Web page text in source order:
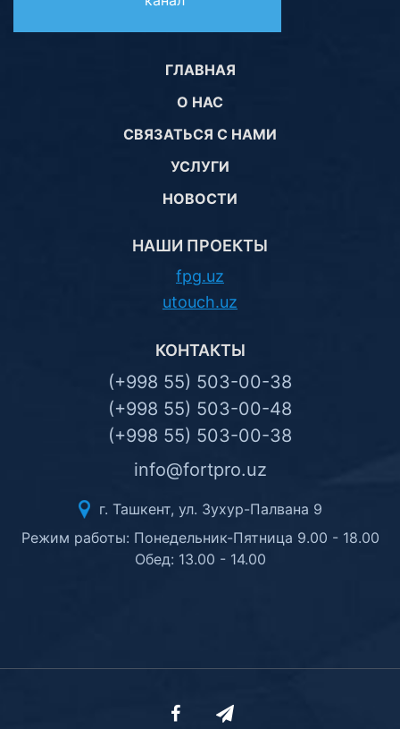
ГЛАВНАЯ
О НАС
СВЯЗАТЬСЯ С НАМИ
УСЛУГИ
НОВОСТИ
НАШИ ПРОЕКТЫ
fpg.uz
utouch.uz
КОНТАКТЫ
(+998 55) 503-00-38
(+998 55) 503-00-48
(+998 55) 503-00-38
info@fortpro.uz
г. Ташкент, ул. Зухур-Палвана 9
Режим работы: Понедельник-Пятница 9.00 - 18.00
Обед: 13.00 - 14.00